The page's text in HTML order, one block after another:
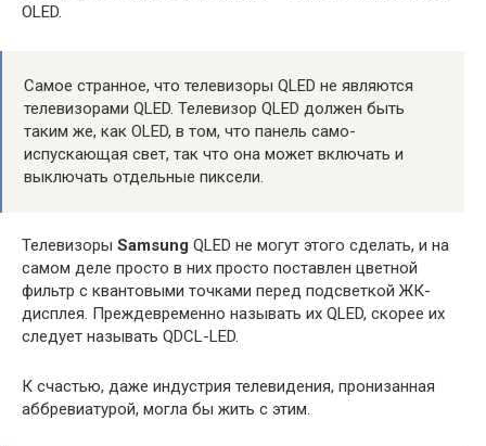
OLED.
Самое странное, что телевизоры QLED не являются
телевизорами QLED. Телевизор QLED должен быть
таким же, как OLED, в том, что панель само-
испускающая свет, так что она может включать и
выключать отдельные пиксели.
Телевизоры Samsung QLED не могут этого сделать, и на
самом деле просто в них просто поставлен цветной
фильтр с квантовыми точками перед подсветкой ЖК-
дисплея. Преждевременно называть их QLED, скорее их
следует называть QDCL-LED.
К счастью, даже индустрия телевидения, пронизанная
аббревиатурой, могла бы жить с этим.